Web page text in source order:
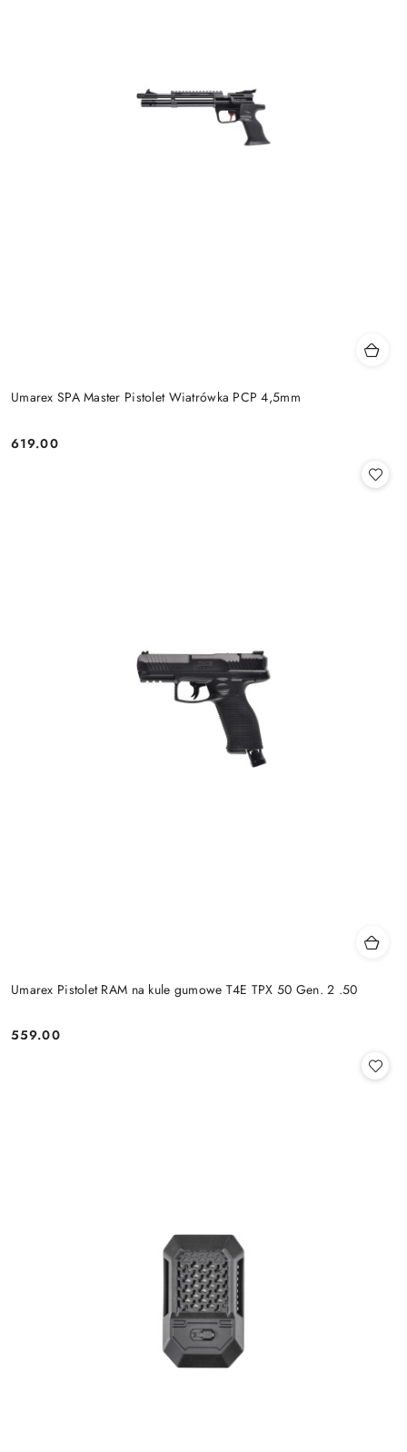
Umarex SPA Master Pistolet Wiatrówka PCP 4,5mm
Cena:
619.00
Umarex Pistolet RAM na kule gumowe T4E TPX 50 Gen. 2 .50
Cena:
559.00